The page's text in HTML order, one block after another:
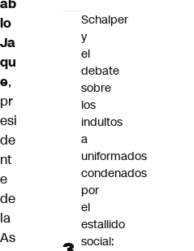
lo
Ja
qu
e,
pr
esi
de
nt
e
de
la
As
Schalper
y
el
debate
sobre
los
indultos
a
uniformados
condenados
por
el
estallido
social: